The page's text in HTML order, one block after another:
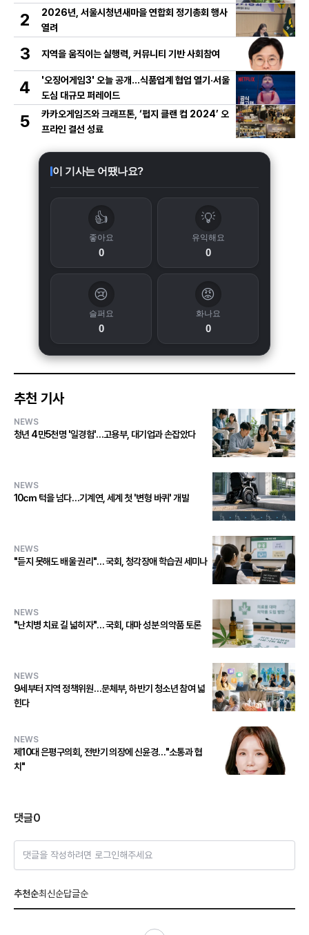
2
2026년, 서울시청년새마을 연합회 정기총회 행사
열려
3 지역을 움직이는 실행력, 커뮤니티 기반 사회참여
4
'오징어게임3' 오늘 공개…식품업계 협업 열기·서울
도심 대규모 퍼레이드
5
카카오게임즈와 크래프톤, ‘펍지 클랜 컵 2024’ 오
프라인 결선 성료
이 기사는 어땠나요?
👍
좋아요
0
💡
유익해요
0
😢
슬퍼요
0
😡
화나요
0
추천 기사
NEWS
청년 4만5천명 '일경험'…고용부, 대기업과 손잡았다
NEWS
10㎝ 턱을 넘다…기계연, 세계 첫 '변형 바퀴' 개발
NEWS
"듣지 못해도 배울 권리"… 국회, 청각장애 학습권 세미나
NEWS
"난치병 치료 길 넓히자"… 국회, 대마 성분 의약품 토론
NEWS
9세부터 지역 정책위원…문체부, 하반기 청소년 참여 넓
힌다
NEWS
제10대 은평구의회, 전반기 의장에 신윤경…"소통과 협
치"
댓글0
댓글을 작성하려면 로그인해주세요
추천순최신순답글순